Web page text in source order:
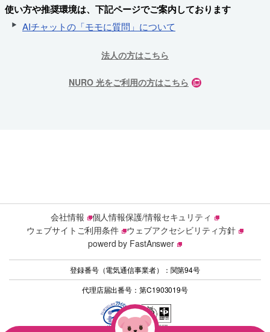
使い方や推奨環境は、下記ページでご案内しております
AIチャットの「モモに質問」について
法人の方はこちら
NURO 光をご利用の方はこちら
会社情報
個人情報保護/情報セキュリティ
ウェブサイトご利用条件
ウェブアクセシビリティ方針
powerd by FastAnswer
登録番号（電気通信事業者）：関第94号
代理店届出番号：第C1903019号